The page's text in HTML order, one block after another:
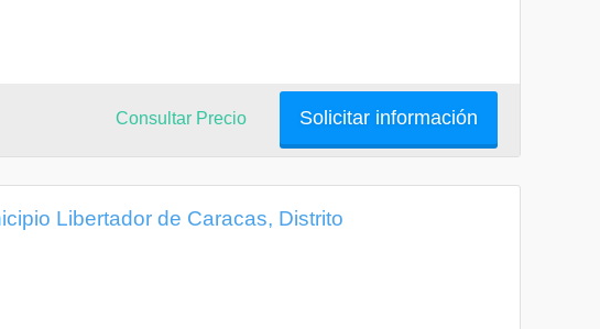
Solicitar información
Consultar Precio
Libertador de Caracas, Distrito